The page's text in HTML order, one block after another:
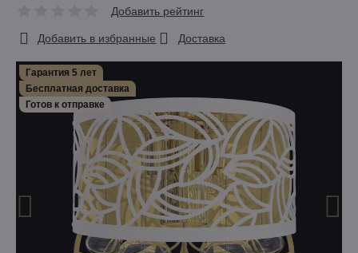
Гарантия 5 лет
Бесплатная доставка
Готов к отправке
Добавить рейтинг
Добавить в избранные Доставка